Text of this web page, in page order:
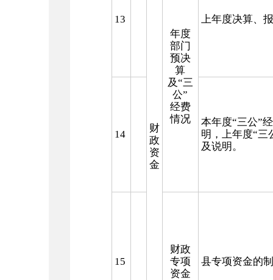
13
财
政
资
金
年度
部门
预决
算
及“三
公”
经费
情况
上年度决算、
14
本年度“三公”
明，上年度“三
及说明。
15
财政
专项
资金
县专项资金的